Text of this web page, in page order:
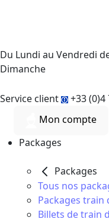
Du Lundi au Vendredi
Dimanche
Service client
+33 (0)4
Mon compte
Packages
Packages
Tous nos
Packages train
Billets de train